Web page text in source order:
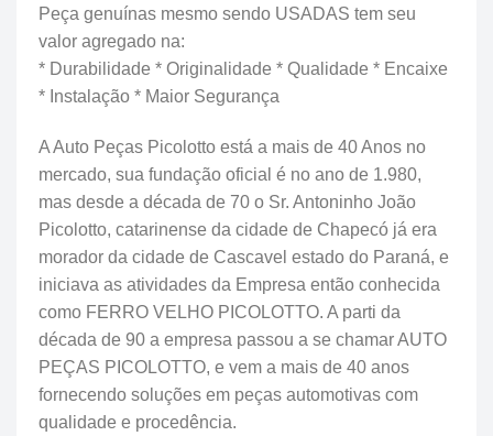
Peça genuínas mesmo sendo USADAS tem seu
valor agregado na:
* Durabilidade * Originalidade * Qualidade * Encaixe
* Instalação * Maior Segurança
A Auto Peças Picolotto está a mais de 40 Anos no
mercado, sua fundação oficial é no ano de 1.980,
mas desde a década de 70 o Sr. Antoninho João
Picolotto, catarinense da cidade de Chapecó já era
morador da cidade de Cascavel estado do Paraná, e
iniciava as atividades da Empresa então conhecida
como FERRO VELHO PICOLOTTO. A parti da
década de 90 a empresa passou a se chamar AUTO
PEÇAS PICOLOTTO, e vem a mais de 40 anos
fornecendo soluções em peças automotivas com
qualidade e procedência.